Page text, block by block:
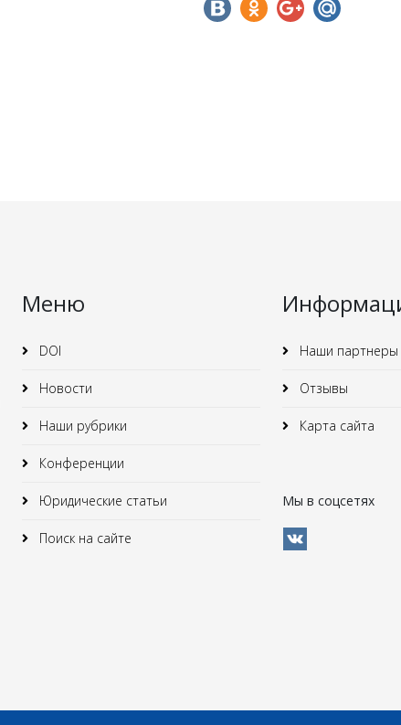
Меню
DOI
Новости
Наши рубрики
Конференции
Юридические статьи
Поиск на сайте
Наши партнеры
Отзывы
Карта сайта
Мы в соцсетях